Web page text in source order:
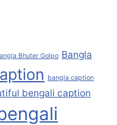
Bhuter Golpo Bangla
bangla caption
bengali caption